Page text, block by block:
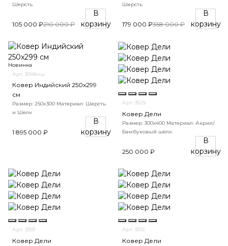
Шерсть
105 000 ₽210 000 ₽
В
корзину
Шерсть
179 000 ₽358 000 ₽
В
корзину
Новинка
Арт. 3048нш
Ковер Индийский 250x299
см
Размер: 250x300 Материал: Шерсть
и Шелк
1 895 000 ₽
В
корзину
Арт. 3529
Ковер Дели
Размер: 300х400 Материал: Акрил/
Бамбуковый шёлк
250 000 ₽
В
корзину
Арт. 3393
Ковер Дели
Арт. 3312
Ковер Дели